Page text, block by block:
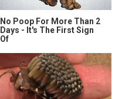
No Poop For More Than 2
Days - It's The First Sign
Of